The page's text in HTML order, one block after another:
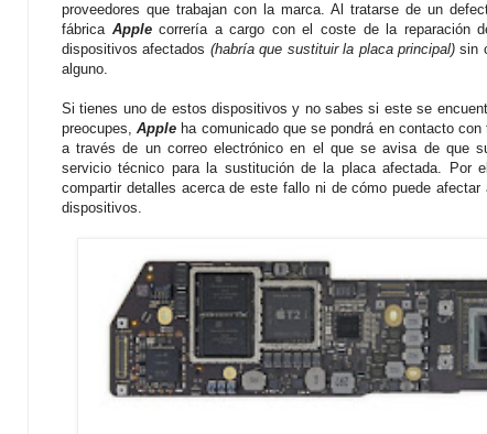
proveedores que trabajan con la marca. Al tratarse de un
fábrica Applecorrería a cargo con el coste de la reparación
dispositivos afectados (habría que sustituir la placa principal)sin
alguno.
Si tienes uno de estos dispositivos y no sabes si este se
preocupes,Apple ha comunicado que se pondrá en contacto
a través de un correo electrónico en el que se avisa de que
servicio técnico para la sustitución de la placa afectada. Por
compartir detalles acerca de este fallo ni de cómo puede
dispositivos.